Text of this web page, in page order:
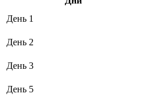
День 1
День 2
День 3
День 5